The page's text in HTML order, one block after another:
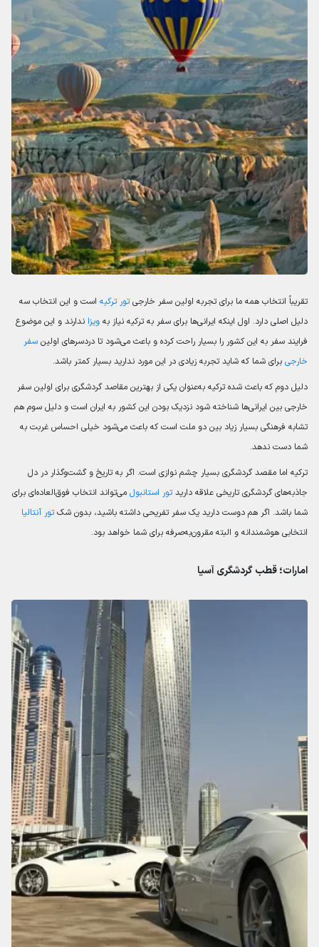
تقریباً انتخاب همه ما برای تجربه اولین سفر خارجیتور ترکیه است و این انتخاب سه
دلیل اصلی دارد. اول اینکه ایرانی‌ها برای سفر به ترکیه نیاز به ویزا ندارند و این موضوع
فرایند سفر به این کشور را بسیار راحت کرده و باعث می‌شود تا دردسرهای اولین سفر
خارجی برای شما که شاید تجربه زیادی در این مورد ندارید بسیار کمتر باشد.
دلیل دوم که باعث شده ترکیه به‌عنوان یکی از بهترین مقاصد گردشگری برای اولین سفر
خارجی بین ایرانی‌ها شناخته شود نزدیک بودن این کشور به ایران است و دلیل سوم هم
تشابه فرهنگی بسیار زیاد بین دو ملت است که باعث می‌شود خیلی احساس غربت به
شما دست ندهد.
ترکیه اما مقصد گردشگری بسیار چشم نوازی است. اگر به تاریخ و گشت‌وگذار در دل
جاذبه‌های گردشگری تاریخی علاقه داریدتور استانبول می‌تواند انتخاب فوق‌العاده‌ای برای
شما باشد. اگر هم دوست دارید یک سفر تفریحی داشته باشید، بدون شکتور آنتالیا
انتخابی هوشمندانه و البته مقرون‌به‌صرفه برای شما خواهد بود.
امارات؛ قطب گردشگری آسیا